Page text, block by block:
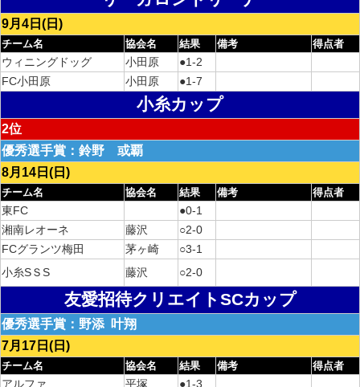
9月4日(日)
チーム名 協会名 結果 備考 得点者
ウィニングドッグ 小田原
●1-2
FC小田原
小田原 ●1-7
小糸カップ
2位
優秀選手賞：鈴野 或覇
8月14日(日)
チーム名 協会名 結果 備考 得点者
東FC
●0-1
湘南レオーネ
藤沢
○2-0
FCグランツ梅田
茅ヶ崎
○3-1
小糸SＳS
藤沢 ○2-0
友愛招待クリエイトSCカップ
優秀選手賞：野添 叶翔
7月17日(日)
チーム名 協会名 結果 備考 得点者
アルファ 平塚
●1-3